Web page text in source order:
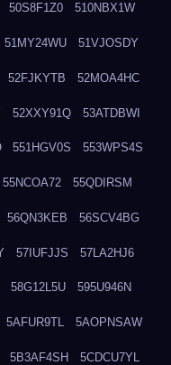
50S8F1Z0 510NBX1W
51MY24WU 51VJOSDY
52FJKYTB 52MOA4HC
52XXY91Q 53ATDBWI
551HGV0S 553WPS4S
55NCOA72 55QDIRSM
56QN3KEB 56SCV4BG
57IUFJJS 57LA2HJ6
58G12L5U 595U946N
5AFUR9TL 5AOPNSAW
5B3AF4SH 5CDCU7YL